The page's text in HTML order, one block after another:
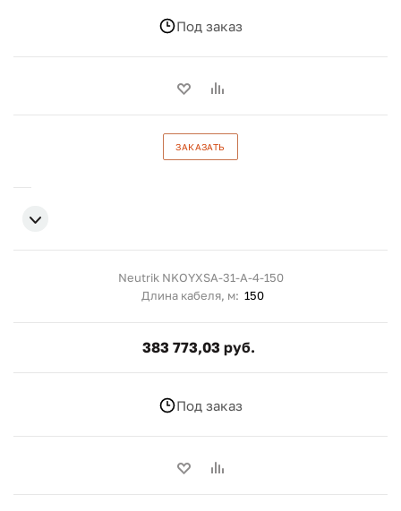
Под заказ
ЗАКАЗАТЬ
Neutrik NKOYXSA-31-A-4-150
Длина кабеля, м: 150
383 773,03 руб.
Под заказ